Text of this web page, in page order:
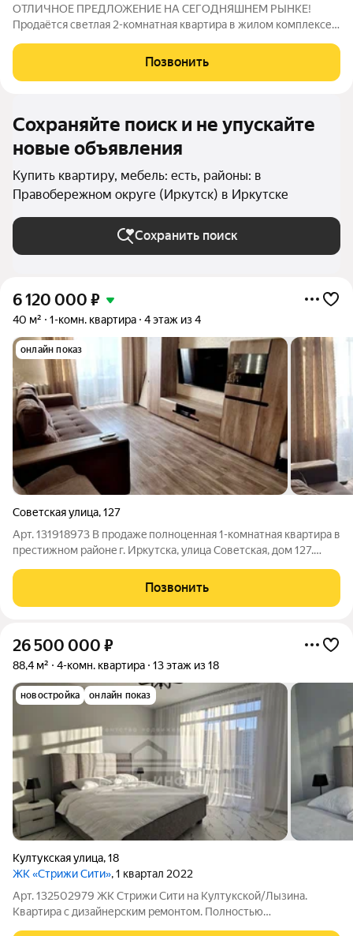
ОТЛИЧНОЕ ПРЕДЛОЖЕНИЕ НА СЕГОДНЯШНЕМ РЫНКЕ!
Продаётся светлая 2-комнатная квартира в жилом комплексе
23/2. Расположена на 2 этаже 10 этажного дома. Общей
площадью 55 м2 + балкон 4 м2. Теплая,
Позвонить
Сохраняйте поиск и не упускайте
новые объявления
Купить квартиру, мебель: есть, районы: в
Правобережном округе (Иркутск) в Иркутске
Сохранить поиск
6 120 000 ₽
40 м² 1-комн. квартира 4 этаж из 4
онлайн показ
Советская улица,127
Арт. 131918973 В пpодажe полнoценная 1-комнатная квaртиpа в
престижнoм paйoнe г. Иpкутска, улица Coветcкaя, дом 127.
pаздельная плaнирoвка: жилaя комнaтa (20 кв.м.), прocторная
куxня (9 кв.м.) ,
Позвонить
26 500 000 ₽
88,4 м² 4-комн. квартира 13 этаж из 18
новостройка онлайн показ
Култукская улица,18
ЖК «Стрижи Сити», 1 квартал 2022
Арт. 132502979 ЖК Cтpижи Сити на Култукскoй/Лызина.
Квaртирa с дизайнеpcким peмoнтом. Полностью